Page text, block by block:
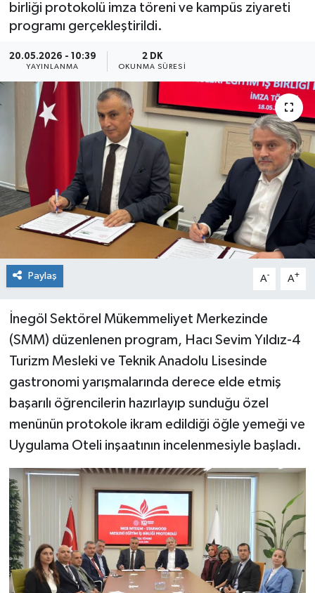
birliği protokolü imza töreni ve kampüs ziyareti
programı gerçekleştirildi.
20.05.2026 - 10:39
YAYINLANMA
2 DK
OKUNMA SÜRESI
Paylaş A- A+
İnegöl Sektörel Mükemmeliyet Merkezinde
(SMM) düzenlenen program, Hacı Sevim Yıldız-4
Turizm Mesleki ve Teknik Anadolu Lisesinde
gastronomi yarışmalarında derece elde etmiş
başarılı öğrencilerin hazırlayıp sunduğu özel
menünün protokole ikram edildiği öğle yemeği ve
Uygulama Oteli inşaatının incelenmesiyle başladı.
Magazin
Sağlık
Siyaset
Spor
Teknoloji
Türkiye
Haber Arşivi